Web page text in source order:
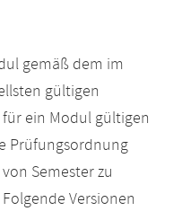
gemäß dem im
gültigen
ein Modul gültigen
Prüfungsordnung
Semester zu
Versionen